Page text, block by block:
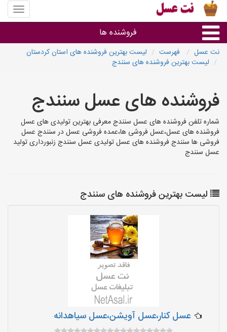
منوی
سایت
عسل
فروشنده ها
گروه ها
نت عسل فهرست
لیست بهترین فروشنده های استان کردستان
لیست بهترین فروشنده های سنندج
فروشنده های عسل سنندج
شماره تلفن فروشنده های عسل سنندج معرفی بهترین تولیدی های عسل
فروشنده های عسل،عسل فروشی ها،عمده فروشی عسل در سنندج عسل
فروشی ها سنندج فروشنده های عسل تولیدی عسل سنندج زنبورداری تولید
عسل سنندج
لیست بهترین فروشنده های سنندج
عسل کنار،عسل آویشن،عسل سیاهدانه